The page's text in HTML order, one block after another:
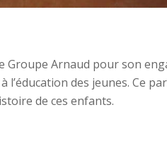
Arnaud pour son
l’éducation des jeunes. Ce
de ces enfants.